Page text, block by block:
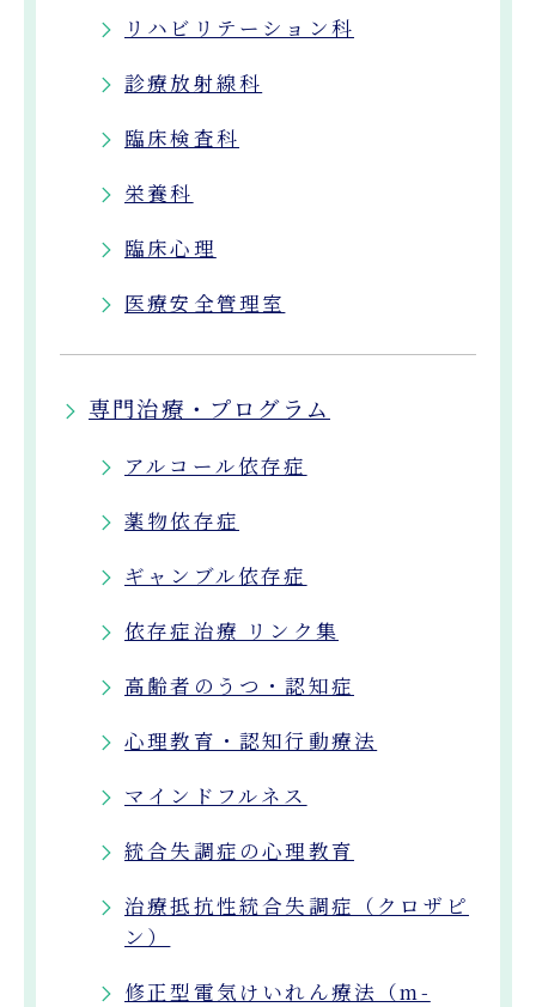
リハビリテーション科
診療放射線科
臨床検査科
栄養科
臨床心理
医療安全管理室
専門治療・プログラム
アルコール依存症
薬物依存症
ギャンブル依存症
依存症治療 リンク集
高齢者のうつ・認知症
心理教育・認知行動療法
マインドフルネス
統合失調症の心理教育
治療抵抗性統合失調症（クロザピ
ン）
修正型電気けいれん療法（m-